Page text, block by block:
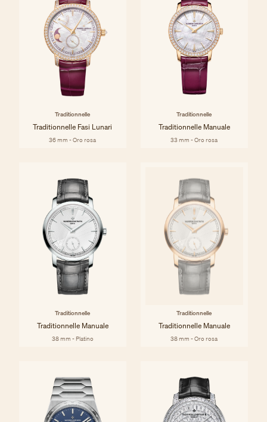
Traditionnelle
Traditionnelle Fasi Lunari
36 mm - Oro rosa
Traditionnelle
Traditionnelle Manuale
33 mm - Oro rosa
Traditionnelle
Traditionnelle Manuale
38 mm - Platino
Traditionnelle
Traditionnelle Manuale
38 mm - Oro rosa